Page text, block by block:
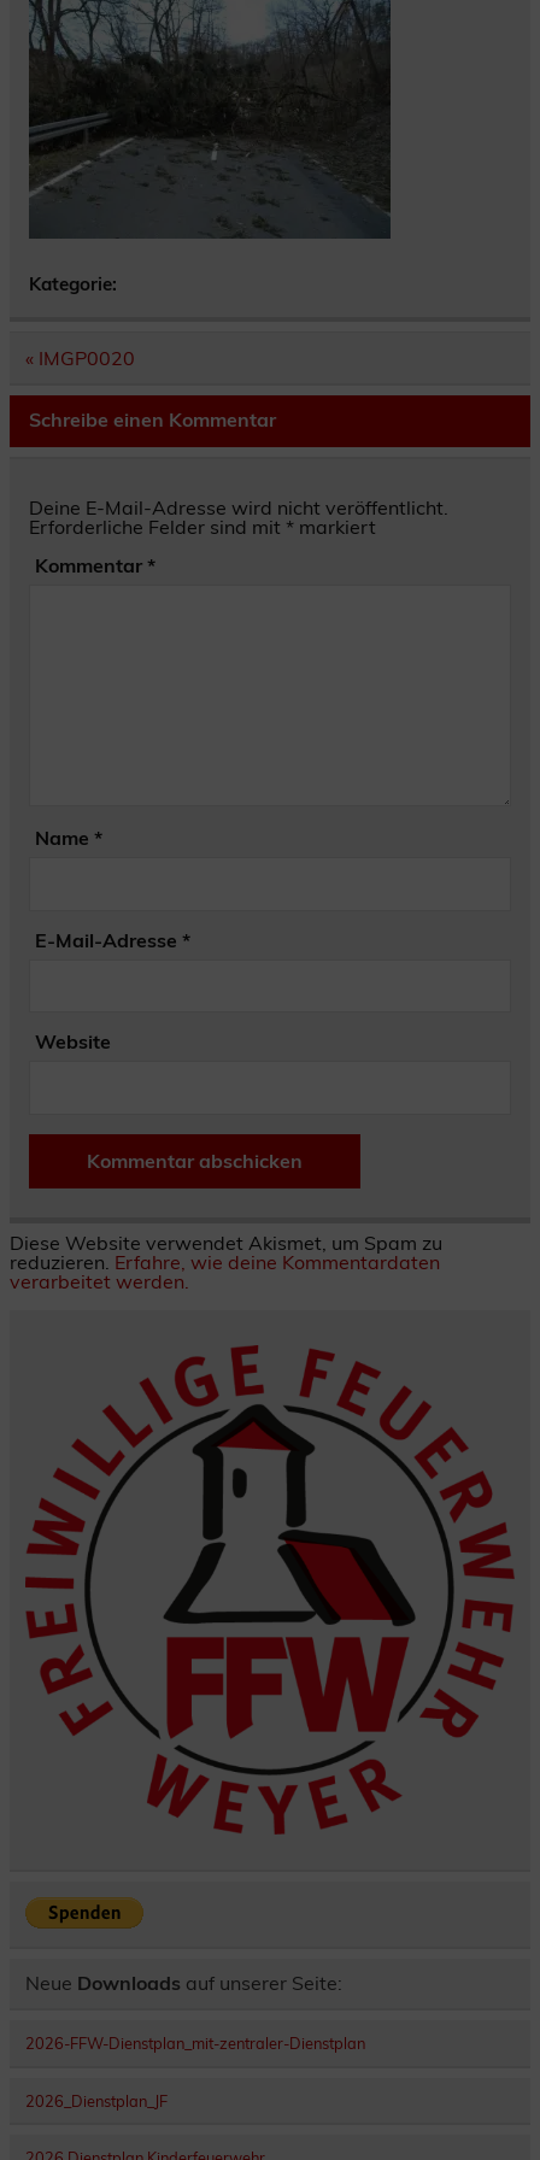
Kategorie:
Beitragsnavigation
« IMGP0020
Schreibe einen Kommentar
Deine E-Mail-Adresse wird nicht veröffentlicht.
Erforderliche Felder sind mit * markiert
Kommentar *
Name *
E-Mail-Adresse *
Website
Diese Website verwendet Akismet, um Spam zu
reduzieren. Erfahre, wie deine Kommentardaten
verarbeitet werden.
Neue Downloads auf unserer Seite:
2026-FFW-Dienstplan_mit-zentraler-Dienstplan
2026_Dienstplan_JF